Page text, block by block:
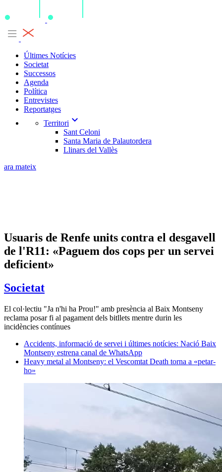
Últimes Notícies
Societat
Successos
Agenda
Política
Entrevistes
Reportatges
Territori expand_more
Sant Celoni
Santa Maria de Palautordera
Llinars del Vallès
ara mateix
Usuaris de Renfe units contra el desgavell
de l'R11: «Paguem dos cops per un servei
deficient»
Societat
El col·lectiu "Ja n'hi ha Prou!" amb presència al Baix Montseny
reclama posar fi al pagament dels bitllets mentre durin les
incidències contínues
Accidents, informació de servei i últimes notícies: Nació Baix
Montseny estrena canal de WhatsApp
Heavy metal al Montseny: el Vescomtat Death torna a «petar-
ho»